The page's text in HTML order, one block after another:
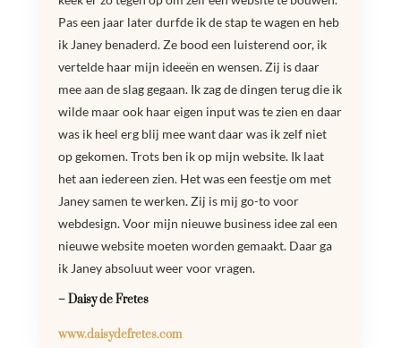
Pas een jaar later durfde ik de stap te wagen en heb
ik Janey benaderd. Ze bood een luisterend oor, ik
vertelde haar mijn ideeën en wensen. Zij is daar
mee aan de slag gegaan. Ik zag de dingen terug die ik
wilde maar ook haar eigen input was te zien en daar
was ik heel erg blij mee want daar was ik zelf niet
op gekomen. Trots ben ik op mijn website. Ik laat
het aan iedereen zien. Het was een feestje om met
Janey samen te werken. Zij is mij go-to voor
webdesign. Voor mijn nieuwe business idee zal een
nieuwe website moeten worden gemaakt. Daar ga
ik Janey absoluut weer voor vragen.
– Daisy de Fretes
www.daisydefretes.com